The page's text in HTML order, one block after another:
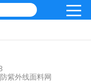
紫外线面料网